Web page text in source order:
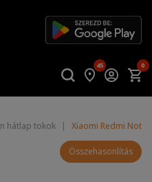
45 0
hátlap tokok | Xiaomi Redmi Note
Összehasonlítás